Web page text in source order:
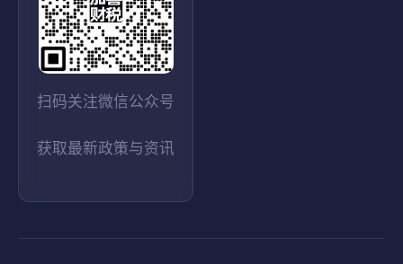
扫码关注微信公众号
获取最新政策与资讯